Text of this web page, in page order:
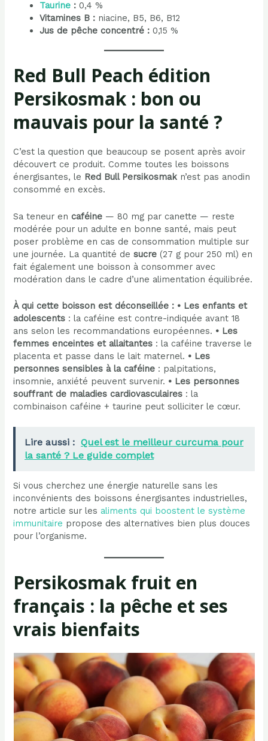
Taurine : 0,4 %
Vitamines B : niacine, B5, B6, B12
Jus de pêche concentré : 0,15 %
Red Bull Peach édition
Persikosmak : bon ou
mauvais pour la santé ?
C’est la question que beaucoup se posent après avoir
découvert ce produit. Comme toutes les boissons
énergisantes, le Red Bull Persikosmak n’est pas anodin
consommé en excès.
Sa teneur encaféine — 80 mg par canette — reste
modérée pour un adulte en bonne santé, mais peut
poser problème en cas de consommation multiple sur
une journée. La quantité desucre (27 g pour 250 ml) en
fait également une boisson à consommer avec
modération dans le cadre d’une alimentation équilibrée.
À qui cette boisson est déconseillée : • Les enfants et
adolescents : la caféine est contre-indiquée avant 18
ans selon les recommandations européennes. • Les
femmes enceintes et allaitantes : la caféine traverse le
placenta et passe dans le lait maternel. • Les
personnes sensibles à la caféine : palpitations,
insomnie, anxiété peuvent survenir. • Les personnes
souffrant de maladies cardiovasculaires : la
combinaison caféine + taurine peut solliciter le cœur.
Lire aussi : Quel est le meilleur curcuma pour
la santé ? Le guide complet
Si vous cherchez une énergie naturelle sans les
inconvénients des boissons énergisantes industrielles,
notre article sur les aliments qui boostent le système
immunitaire propose des alternatives bien plus douces
pour l’organisme.
Persikosmak fruit en
français : la pêche et ses
vrais bienfaits